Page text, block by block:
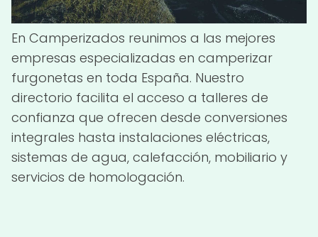
En Camperizados reunimos a las mejores
empresas especializadas en camperizar
furgonetas en toda España. Nuestro
directorio facilita el acceso a talleres de
confianza que ofrecen desde conversiones
integrales hasta instalaciones eléctricas,
sistemas de agua, calefacción, mobiliario y
servicios de homologación.